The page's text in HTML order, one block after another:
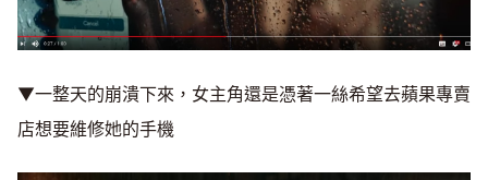
▼一整天的崩潰下來，女主角還是憑著一絲希望去蘋果專賣
店想要維修她的手機